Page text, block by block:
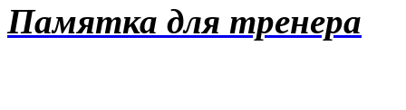
Памятка для тренера